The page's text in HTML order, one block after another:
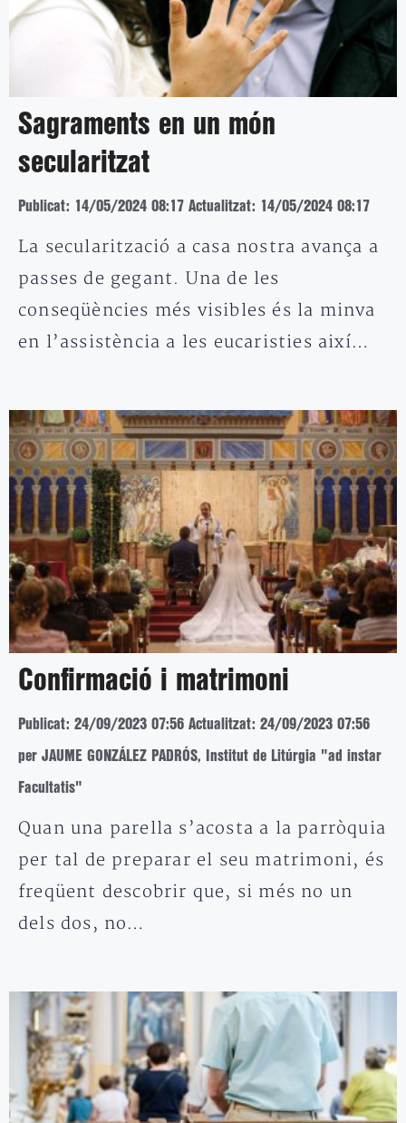
Sagraments en un món
secularitzat
Publicat: 14/05/2024 08:17 Actualitzat: 14/05/2024 08:17
La secularització a casa nostra avança a
passes de gegant. Una de les
conseqüències més visibles és la minva
en l’assistència a les eucaristies així…
Confirmació i matrimoni
Publicat: 24/09/2023 07:56 Actualitzat: 24/09/2023 07:56
per JAUME GONZÁLEZ PADRÓS, Institut de Litúrgia "ad instar
Facultatis"
Quan una parella s’acosta a la parròquia
per tal de preparar el seu matrimoni, és
freqüent descobrir que, si més no un
dels dos, no…